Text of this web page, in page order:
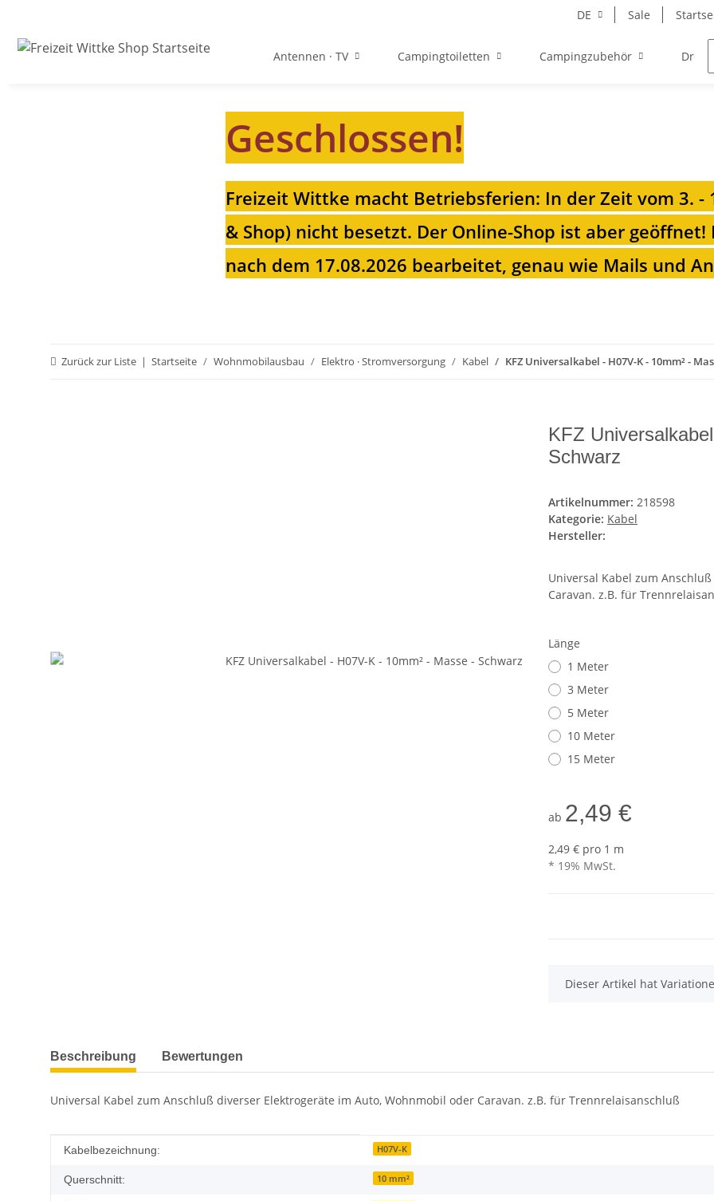
DE Sale
Antennen · TV Campingtoiletten Campingzubehör
Geschlossen!
Freizeit Wittke macht Betriebsferien: In der Zeit vom 3.
& Shop) nicht besetzt. Der Online-Shop ist aber geöffnet!
nach dem 17.08.2026 bearbeitet, genau wie Mails und
Zurück zur Liste Startseite Wohnmobilausbau Elektro · Stromversorgung Kabel KFZ Universalkabel - H07V-K - 10mm² -
KFZ
Schwarz
Artikelnummer: 218598
Kategorie: Kabel
Hersteller:
Universal Kabel zum
Caravan. z.B. für
Länge
1 Meter
3 Meter
5 Meter
10 Meter
15 Meter
ab 2,49 €
2,49 € pro 1 m
* 19% MwSt.
x
Dieser Artikel hat
weitere Registerkarten anzeigen
Beschreibung Bewertungen
Universal Kabel zum Anschluß diverser Elektrogeräte im Auto, Wohnmobil oder Caravan. z.B. für Trennrelaisanschluß
Produkteigenschaft
Wert
Kabelbezeichnung: H07V-K
Querschnitt: 10 mm²